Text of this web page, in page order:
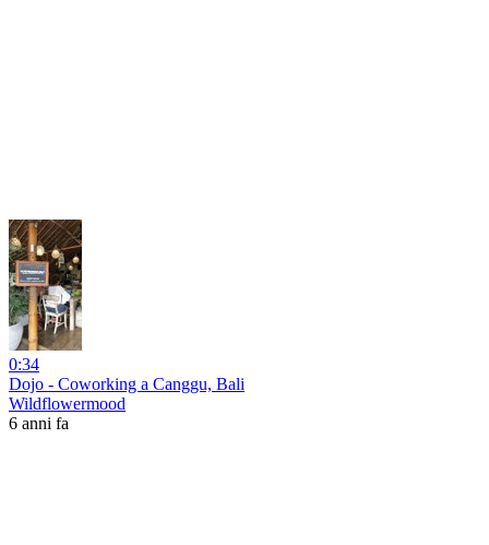
0:34
Dojo - Coworking a Canggu, Bali
Wildflowermood
6 anni fa